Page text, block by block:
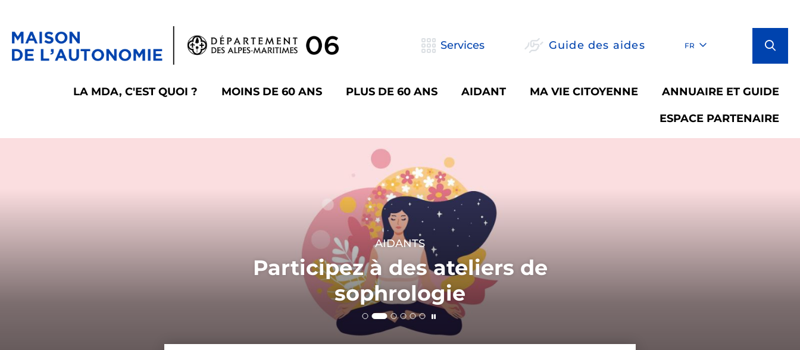
Services Guide des aides FR
LA MDA, C'EST QUOI ? MOINS DE 60 ANS PLUS DE 60 ANS AIDANT MA VIE CITOYENNE ANNUAIRE ET GUIDE
ESPACE PARTENAIRE
AIDANTS
AIDANTS
Participez à des ateliers de
sophrologie
APPEL À PROJETS